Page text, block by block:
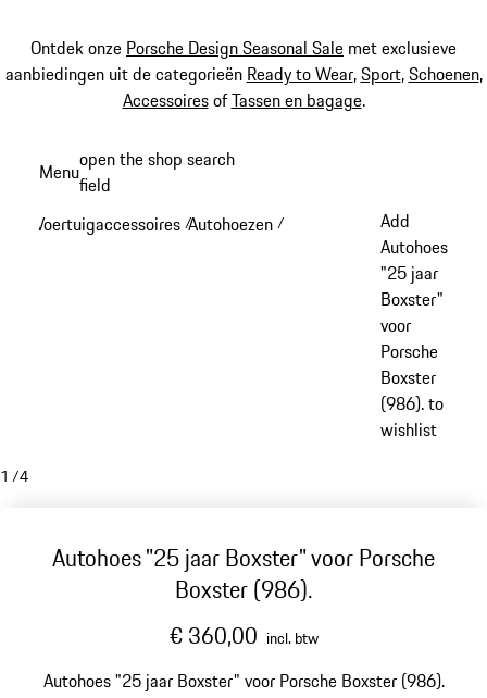
Ontdek onze Porsche Design Seasonal Sale met exclusieve
aanbiedingen uit de categorieën Ready to Wear,Sport,Schoenen,
AccessoiresofTassen en bagage.
hoofdinhoud
Menuopen the shop search
field
Voertuigaccessoires /Autohoezen /
Add
Autohoes
"25 jaar
Boxster"
voor
Porsche
Boxster
(986). to
wishlist
1 /4
Autohoes "25 jaar Boxster" voor Porsche
Boxster (986).
€ 360,00 incl. btw
Autohoes "25 jaar Boxster" voor Porsche Boxster (986).